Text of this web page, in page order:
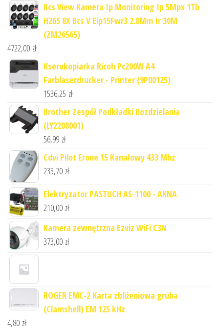
Bcs View Kamera Ip Monitoring Ip 5Mpx 1Tb
H265 8X Bcs V Eip15Fwr3 2.8Mm Ir 30M
(ZM26565)
4722,00 zł
Kserokopiarka Ricoh Pc200W A4
Farblaserdrucker - Printer (9P00125)
1536,25 zł
Brother Zespół Podkładki Rozdzielania
(LY2208001)
56,99 zł
Cdvi Pilot Erone 15 Kanałowy 433 Mhz
233,70 zł
Elektryzator PASTUCH AS-1100 - AKNA
210,00 zł
Kamera zewnętrzna Ezviz WiFi C3N
373,00 zł
ROGER EMC-2 Karta zbliżeniowa gruba
(Clamshell) EM 125 kHz
4,80 zł